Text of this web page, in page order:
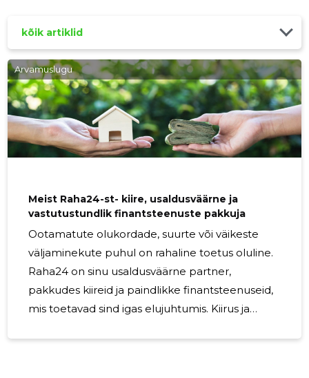
valik, kui soovid soetada uue sõiduki või uuendada oma
olemasolevat autot. Raha24 autolaen võimaldab sul
saada vajaliku finantseerimise auto soetamiseks kiiresti
ja lihtsalt. Kuna auto on oluline osa meie igapäevaelust,
aitab autolaen sul tagada liikumisvabaduse ja mugavuse
ilma
kõik artiklid
Arvamuslugu
Meist Raha24-st- kiire, usaldusväärne ja
vastutustundlik finantsteenuste pakkuja
Ootamatute olukordade, suurte või väikeste
väljaminekute puhul on rahaline toetus oluline.
Raha24 on sinu usaldusväärne partner,
pakkudes kiireid ja paindlikke finantsteenuseid,
mis toetavad sind igas elujuhtumis. Kiirus ja